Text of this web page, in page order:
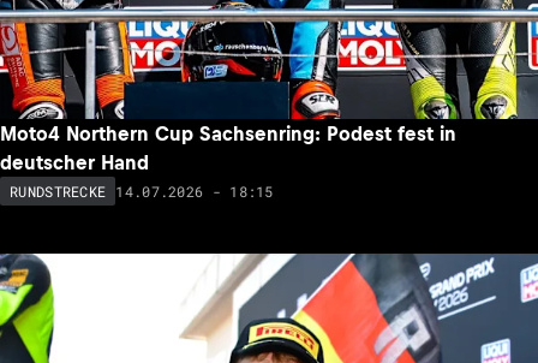
Moto4 Northern Cup Sachsenring: Podest fest in
deutscher Hand
RUNDSTRECKE 14.07.2026 - 18:15